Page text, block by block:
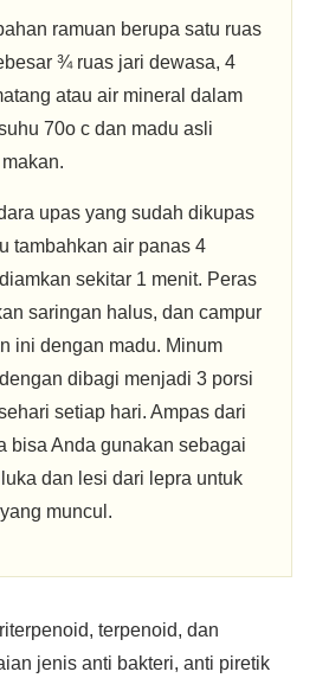
ramuan berupa satu ruas
¾ ruas jari dewasa, 4
atau air mineral dalam
70o c dan madu asli
upas yang sudah dikupas
tambahkan air panas 4
sekitar 1 menit. Peras
saringan halus, dan campur
ini dengan madu. Minum
dibagi menjadi 3 porsi
setiap hari. Ampas dari
bisa Anda gunakan sebagai
dan lesi dari lepra untuk
muncul.
terpenoid, dan
jenis anti bakteri, anti piretik